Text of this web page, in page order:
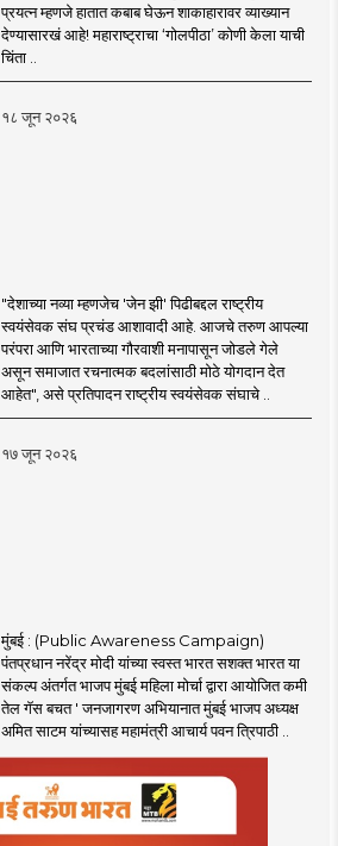
प्रयत्न म्हणजे हातात कबाब घेऊन शाकाहारावर व्याख्यान
देण्यासारखं आहे! महाराष्ट्राचा ‘गोलपीठा’ कोणी केला याची
चिंता ..
१८ जून २०२६
"देशाच्या नव्या म्हणजेच 'जेन झी' पिढीबद्दल राष्ट्रीय
स्वयंसेवक संघ प्रचंड आशावादी आहे. आजचे तरुण आपल्या
परंपरा आणि भारताच्या गौरवाशी मनापासून जोडले गेले
असून समाजात रचनात्मक बदलांसाठी मोठे योगदान देत
आहेत", असे प्रतिपादन राष्ट्रीय स्वयंसेवक संघाचे ..
१७ जून २०२६
मुंबई : (Public Awareness Campaign)
पंतप्रधान नरेंद्र मोदी यांच्या स्वस्त भारत सशक्त भारत या
संकल्प अंतर्गत भाजप मुंबई महिला मोर्चा द्वारा आयोजित कमी
तेल गॅस बचत ' जनजागरण अभियानात मुंबई भाजप अध्यक्ष
अमित साटम यांच्यासह महामंत्री आचार्य पवन त्रिपाठी ..